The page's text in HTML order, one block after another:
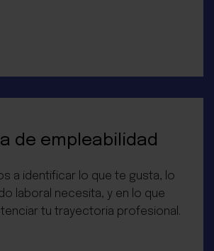
de empleabilidad
a identificar lo que te gusta, lo
laboral necesita, y en lo que
tu trayectoria profesional.